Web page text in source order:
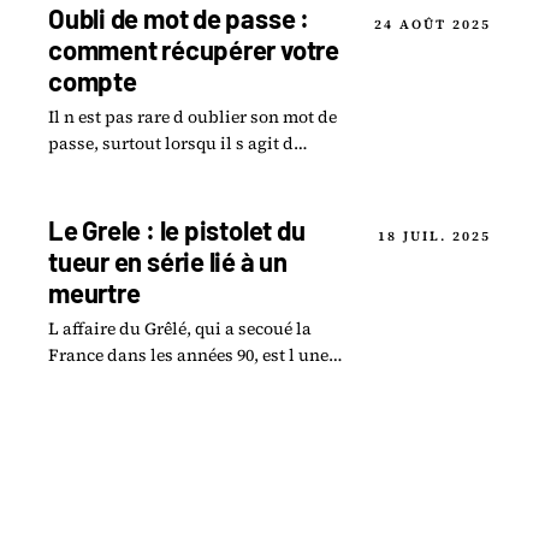
Oubli de mot de passe :
comment récupérer votre
compte
Il n est pas rare d oublier son mot de
passe, surtout lorsqu il s agit d
ent.essonne.fr.
24 AOÛT 2025
Le Grele : le pistolet du
tueur en série lié à un
meurtre
L affaire du Grêlé, qui a secoué la
France dans les années 90, est l une
18 JUIL. 2025